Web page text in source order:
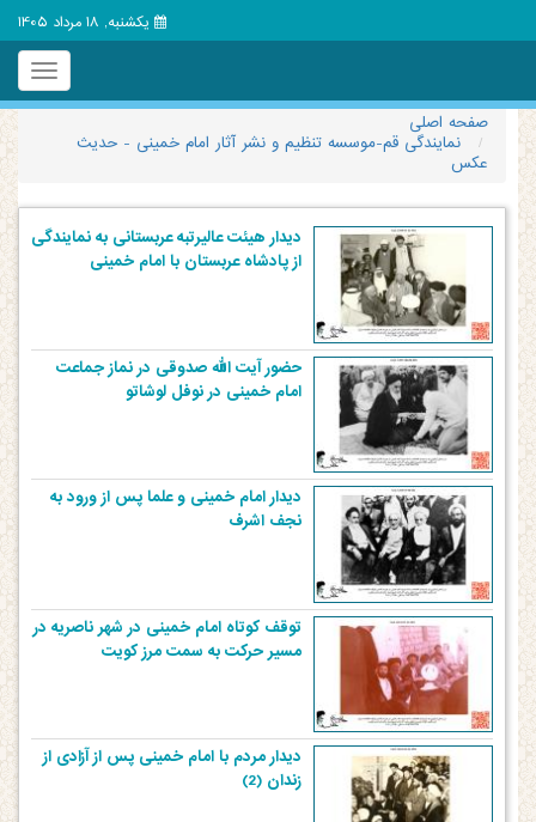
یکشنبه, 18 مرداد 1405
Toggle
صفحه اصلی
نمایندگی قم-موسسه تنظیم و نشر آثار امام خمینی - حدیث
عکس
دیدار هیئت عالیرتبه عربستانی به نمایندگی
از پادشاه عربستان با امام خمینی
حضور آیت الله صدوقی در نماز جماعت
امام خمینی در نوفل لوشاتو
دیدار امام خمینی و علما پس از ورود به
نجف اشرف
توقف کوتاه امام خمینی در شهر ناصریه در
مسیر حرکت به سمت مرز کویت
دیدار مردم با امام خمینی پس از آزادی از
زندان (2)